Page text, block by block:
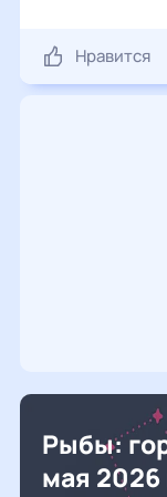
Нравится
Рыбы:
мая 2026